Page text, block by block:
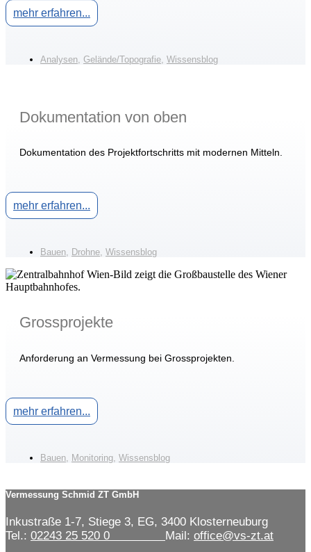
mehr erfahren...
Analysen Gelände/Topografie Wissensblog
Dokumentation von oben
Dokumentation des Projektfortschritts mit modernen Mitteln.
mehr erfahren...
Bauen, Drohne, Wissensblog
Grossprojekte
Anforderung an Vermessung bei Grossprojekten.
mehr erfahren...
Bauen Monitoring Wissensblog
Vermessung Schmid ZT GmbH
Inkustraße 1-7, Stiege 3, EG, 3400 Klosterneuburg
Tel.: 02243 25 520 0 Mail: office@vs-zt.at